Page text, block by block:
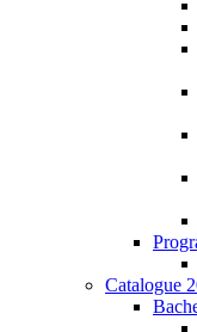
Catalogue